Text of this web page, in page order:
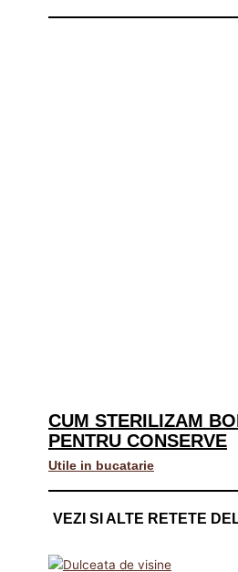
CUM STERILIZAM
PENTRU CONSERVE
Utile in bucatarie
VEZI SI ALTE RETETE